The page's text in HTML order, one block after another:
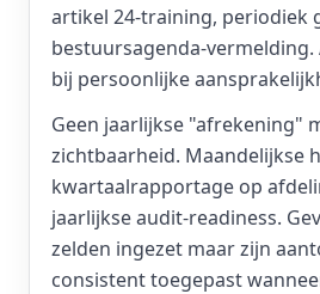
artikel 24-training, periodiek
bestuursagenda-
bij persoonlijke
Geen jaarlijkse "afrekening"
zichtbaarheid. Maandelijkse
kwartaalrapportage op
jaarlijkse audit-readiness.
zelden ingezet maar zijn
consistent toegepast